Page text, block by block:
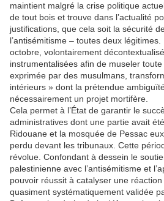
maintient malgré la crise politique
de tout bois et trouve dans l’actualité
justifications, que cela soit la sécurité
l’antisémitisme – toutes deux
octobre, volontairement
instrumentalisées afin de museler
exprimée par des musulmans,
intérieurs » dont la prétendue
nécessairement un projet mortifère.
Cela permet à l’État de garantir le
administratives dont une partie avait
Ridouane et la mosquée de Pessac
perdu devant les tribunaux. Cette
révolue. Confondant à dessein le
palestinienne avec l’antisémitisme et
pouvoir réussit à catalyser une
quasiment systématiquement validée